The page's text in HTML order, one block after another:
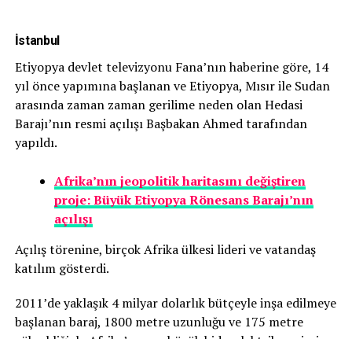
İstanbul
Etiyopya devlet televizyonu Fana’nın haberine göre, 14
yıl önce yapımına başlanan ve Etiyopya, Mısır ile Sudan
arasında zaman zaman gerilime neden olan Hedasi
Barajı’nın resmi açılışı Başbakan Ahmed tarafından
yapıldı.
Afrika’nın jeopolitik haritasını değiştiren
proje: Büyük Etiyopya Rönesans Barajı’nın
açılışı
Açılış törenine, birçok Afrika ülkesi lideri ve vatandaş
katılım gösterdi.
2011’de yaklaşık 4 milyar dolarlık bütçeyle inşa edilmeye
başlanan baraj, 1800 metre uzunluğu ve 175 metre